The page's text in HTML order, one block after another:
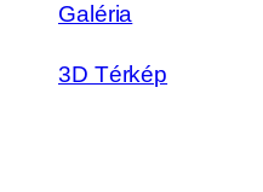
Galéria
3D Térkép